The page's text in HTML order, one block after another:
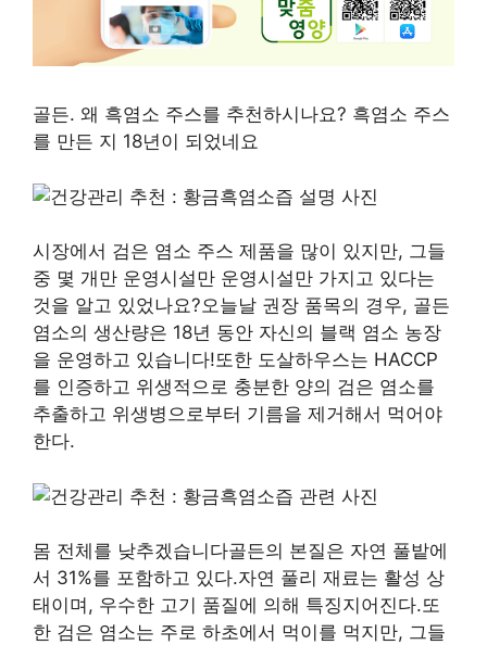
골든. 왜 흑염소 주스를 추천하시나요? 흑염소 주스
를 만든 지 18년이 되었네요
시장에서 검은 염소 주스 제품을 많이 있지만, 그들
중 몇 개만 운영시설만 운영시설만 가지고 있다는
것을 알고 있었나요?오늘날 권장 품목의 경우, 골든
염소의 생산량은 18년 동안 자신의 블랙 염소 농장
을 운영하고 있습니다!또한 도살하우스는 HACCP
를 인증하고 위생적으로 충분한 양의 검은 염소를
추출하고 위생병으로부터 기름을 제거해서 먹어야
한다.
몸 전체를 낮추겠습니다골든의 본질은 자연 풀밭에
서 31%를 포함하고 있다.자연 풀리 재료는 활성 상
태이며, 우수한 고기 품질에 의해 특징지어진다.또
한 검은 염소는 주로 하초에서 먹이를 먹지만, 그들